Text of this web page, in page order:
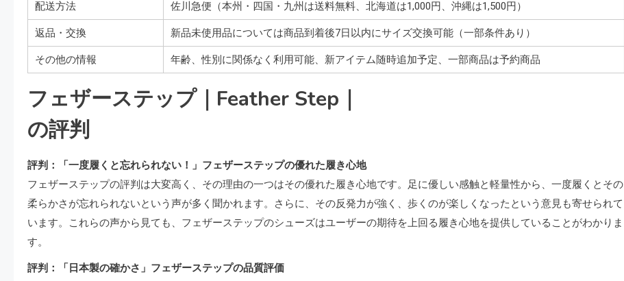
配送方法 佐川急便（本州・四国・九州は送料無料、北海道は1,000円、沖縄は1,500円）
返品・交換 新品未使用品については商品到着後7日以内にサイズ交換可能（一部条件あり）
その他の情報 年齢、性別に関係なく利用可能、新アイテム随時追加予定、一部商品は予約商品
フェザーステップ｜Feather Step｜
の評判
評判：「一度履くと忘れられない！」フェザーステップの優れた履き心地
フェザーステップの評判は大変高く、その理由の一つはその優れた履き心地です。足に優しい感触と軽量性から、一度履くとその
柔らかさが忘れられないという声が多く聞かれます。さらに、その反発力が強く、歩くのが楽しくなったという意見も寄せられて
います。これらの声から見ても、フェザーステップのシューズはユーザーの期待を上回る履き心地を提供していることがわかりま
す。
評判：「日本製の確かさ」フェザーステップの品質評価